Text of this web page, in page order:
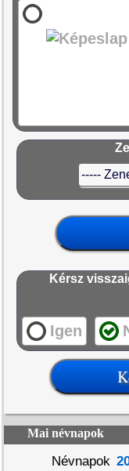
Kérsz
Igen
Mai névnapok
Névnapok